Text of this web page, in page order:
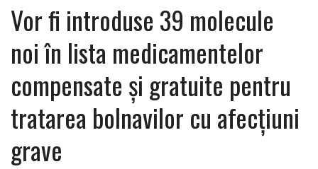
Vor fi introduse 39 molecule
noi în lista medicamentelor
compensate și gratuite pentru
tratarea bolnavilor cu afecțiuni
grave